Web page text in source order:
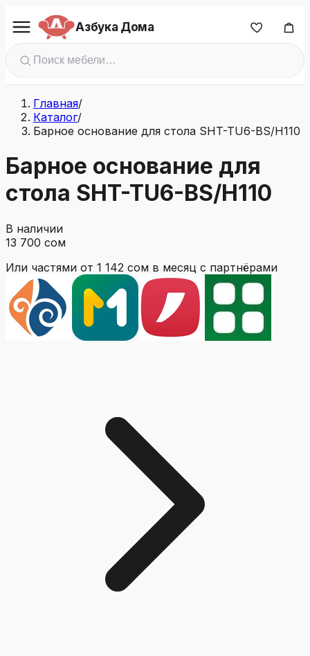
Азбука Дома
Главная/
Каталог/
Барное основание для стола SHT-TU6-BS/H110
Барное основание для
стола SHT-TU6-BS/H110
В наличии
13 700 сом
Или частями от 1 142 сом в месяц с партнёрами